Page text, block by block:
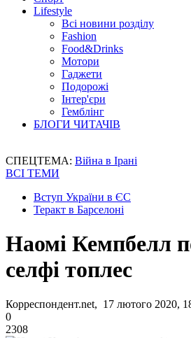
Lifestyle
Всі новини розділу
Fashion
Food&Drinks
Мотори
Гаджети
Подорожі
Інтер'єри
Гемблінг
БЛОГИ ЧИТАЧІВ
СПЕЦТЕМА: Війна в Ірані
ВСІ ТЕМИ
Вступ України в ЄС
Теракт в Барселоні
Наомі Кемпбелл
селфі топлес
Корреспондент.net, 17 лютого 2020,
0
2308